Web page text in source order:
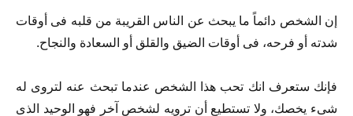
إن الشخص دائماً ما يبحث عن الناس القريبة من قلبه فى أوقات
شدته أو فرحه، فى أوقات الضيق والقلق أو السعادة والنجاح.
فإنك ستعرف انك تحب هذا الشخص عندما تبحث عنه لتروى له
شىء يخصك، ولا تستطيع أن ترويه لشخص آخر فهو الوحيد الذى